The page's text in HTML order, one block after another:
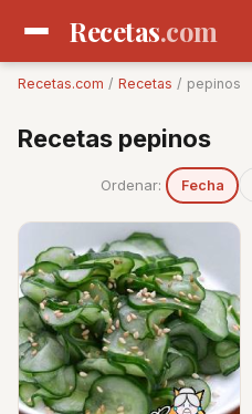
Recetas.com
Recetas.com / Recetas / pepinos
Recetas pepinos
Ordenar: Fecha